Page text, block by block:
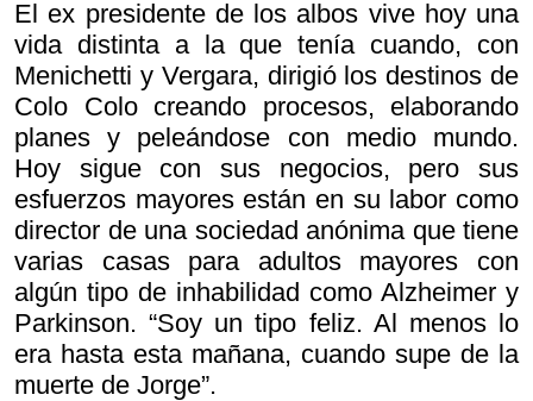
El ex presidente de los albos vive hoy una
vida distinta a la que tenía cuando, con
Menichetti y Vergara, dirigió los destinos de
Colo Colo creando procesos, elaborando
planes y peleándose con medio mundo.
Hoy sigue con sus negocios, pero sus
esfuerzos mayores están en su labor como
director de una sociedad anónima que tiene
varias casas para adultos mayores con
algún tipo de inhabilidad como Alzheimer y
Parkinson. “Soy un tipo feliz. Al menos lo
era hasta esta mañana, cuando supe de la
muerte de Jorge”.